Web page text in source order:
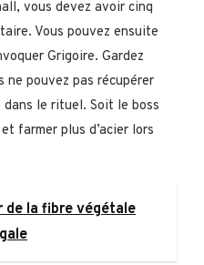
vous devez avoir cinq
Vous pouvez ensuite
Grigoire. Gardez
ne pouvez pas récupérer
dans le rituel. Soit le boss
farmer plus d’acier lors
de la fibre végétale